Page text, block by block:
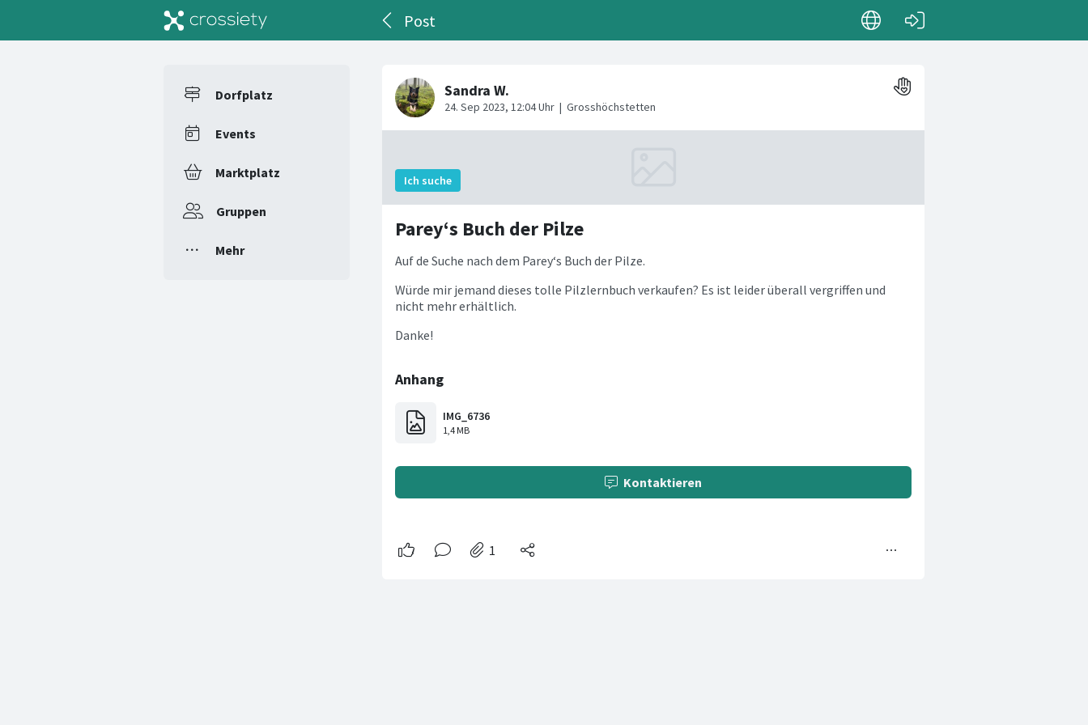
Post
Dorfplatz
Events
Marktplatz
Gruppen
Mehr
Parey‘s Buch der Pilze
Auf de Suche nach dem Parey‘s Buch der Pilze.
Würde mir jemand dieses tolle Pilzlernbuch verkaufen? Es ist leider überall vergriffen und
nicht mehr erhältlich.
Danke!